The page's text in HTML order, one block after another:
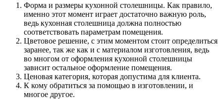
Форма и размеры кухонной столешницы. Как правило,
именно этот момент играет достаточно важную роль,
ведь кухонная столешница должна полностью
соответствовать параметрам помещения.
Цветовое решение, с этим моментом стоит определиться
заранее, так же как и с материалом изготовления, ведь
во многом от оформления кухонной столешницы
зависит остальное оформление помещения.
Ценовая категория, которая допустима для клиента.
К кому обратиться за помощью в изготовлении, и
многое другое.